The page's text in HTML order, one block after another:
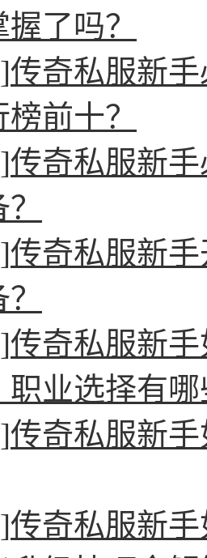
了吗？
传奇私服新
前十？
传奇私服新
传奇私服新
传奇私服新
职业选择有
传奇私服新
传奇私服新